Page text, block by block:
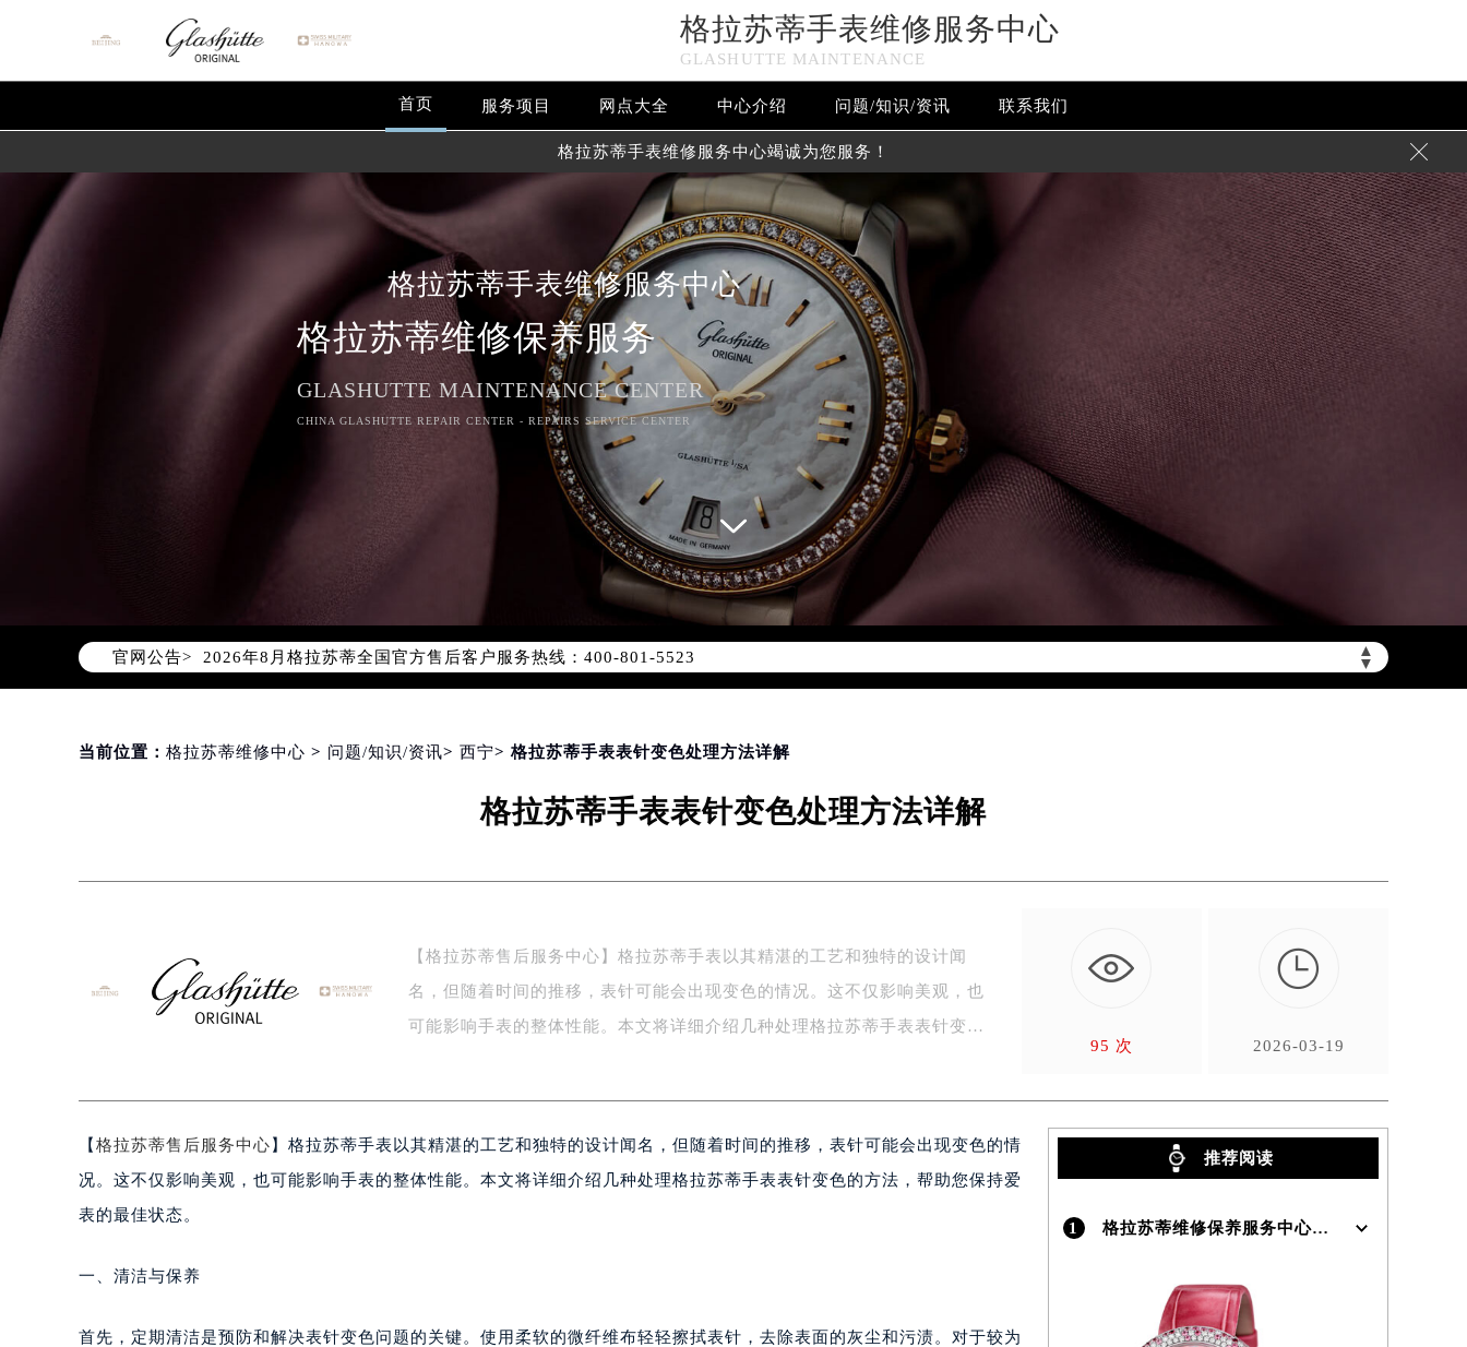
格拉苏蒂手表维修服务中心
GLASHUTTE MAINTENANCE
首页 服务项目 网点大全 中心介绍 问题/知识/资讯 联系我们
格拉苏蒂手表维修服务中心竭诚为您服务！ 
格拉苏蒂手表维修服务中心
格拉苏蒂维修保养服务
GLASHUTTE MAINTENANCE CENTER
CHINA GLASHUTTE REPAIR CENTER - REPAIRS SERVICE CENTER
官网公告> ▲
▼
2026年8月格拉苏蒂中国区售后服务网络优化升级公告
2026年8月格拉苏蒂全国官方售后客户服务热线：400-801-5523
格拉苏蒂官方全国统一服务热线400-801-5523，服务覆盖中国大陆、香港、澳门、台湾全部区域（非大陆需加拨“+86”）
2026年8月格拉苏蒂售后服务中心最新网点地址：
北京市东城区东长安街1号东方广场写字楼W3座6层602室（需提前预约）
上海市徐汇区虹桥路3号港汇中心写字楼2座37层3705室（需提前预约）
扬州市邗江区国展路29号星耀天地写字楼1号楼18层1803室（需提前预约）
盐城市盐都区世纪大道5号盐城金融城写字楼1号楼16层1604室（需提前预约）
泰州市海陵区永定东路399号置地商务中心东塔写字楼（华润万象城）17层1706室（需提前预约）
绍兴市越城区胜利东路379号世茂天际中心写字楼8层805室（需提前预约）
嘉兴市南湖区广益路705号嘉兴世界贸易中心写字楼A座13层1304室（需提前预约）
深圳市罗湖区深南东路5001号华润大厦写字楼17层1701室（需提前预约）
当前位置： 格拉苏蒂维修中心 > 问题/知识/资讯> 西宁> 格拉苏蒂手表表针变色处理方法详解
格拉苏蒂手表表针变色处理方法详解
【格拉苏蒂售后服务中心】格拉苏蒂手表以其精湛的工艺和独特的设计闻
名，但随着时间的推移，表针可能会出现变色的情况。这不仅影响美观，也
可能影响手表的整体性能。本文将详细介绍几种处理格拉苏蒂手表表针变色
95 次

2026-03-19
【 格拉苏蒂售后服务中心 】格拉苏蒂手表以其精湛的工艺和独特的设计闻名，但随着时间的推移，表针可能会出现变色的情
况。这不仅影响美观，也可能影响手表的整体性能。本文将详细介绍几种处理格拉苏蒂手表表针变色的方法，帮助您保持爱
表的最佳状态。
一、清洁与保养
首先，定期清洁是预防和解决表针变色问题的关键。使用柔软的微纤维布轻轻擦拭表针，去除表面的灰尘和污渍。对于较为
推荐阅读
1 格拉苏蒂维修保养服务中心介绍 | Glashutte